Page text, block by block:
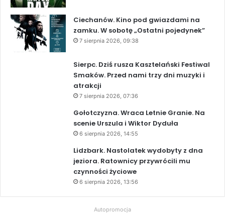
Ciechanów. Kino pod gwiazdami na
zamku. W sobotę „Ostatni pojedynek”
7 sierpnia 2026, 09:38
Sierpc. Dziś rusza Kasztelański Festiwal
Smaków. Przed nami trzy dni muzyki i
atrakcji
7 sierpnia 2026, 07:36
Gołotczyzna. Wraca Letnie Granie. Na
scenie Urszula i Wiktor Dyduła
6 sierpnia 2026, 14:55
Lidzbark. Nastolatek wydobyty z dna
jeziora. Ratownicy przywrócili mu
czynności życiowe
6 sierpnia 2026, 13:56
Autopromocja